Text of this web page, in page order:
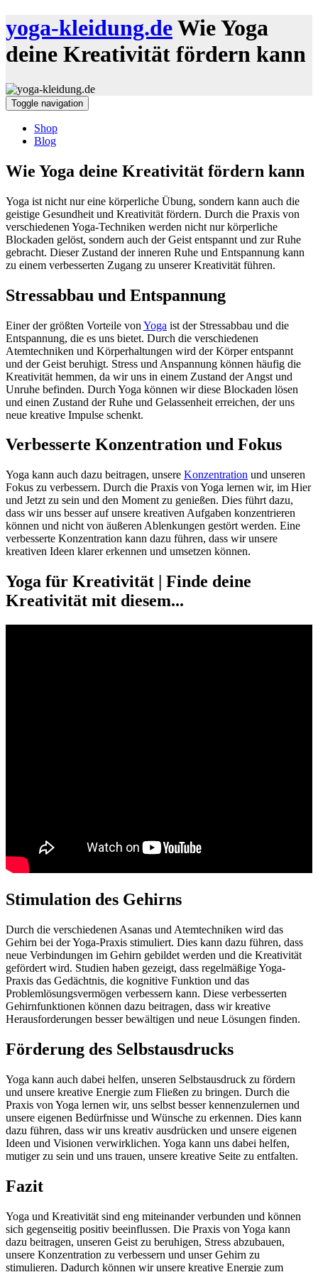
yoga-kleidung.deWie Yoga
deine Kreativität fördern kann
Toggle navigation
Shop
Blog
Wie Yoga deine Kreativität fördern kann
Yoga ist nicht nur eine körperliche Übung, sondern kann auch die
geistige Gesundheit und Kreativität fördern. Durch die Praxis von
verschiedenen Yoga-Techniken werden nicht nur körperliche
Blockaden gelöst, sondern auch der Geist entspannt und zur Ruhe
gebracht. Dieser Zustand der inneren Ruhe und Entspannung kann
zu einem verbesserten Zugang zu unserer Kreativität führen.
Stressabbau und Entspannung
Einer der größten Vorteile von Yoga ist der Stressabbau und die
Entspannung, die es uns bietet. Durch die verschiedenen
Atemtechniken und Körperhaltungen wird der Körper entspannt
und der Geist beruhigt. Stress und Anspannung können häufig die
Kreativität hemmen, da wir uns in einem Zustand der Angst und
Unruhe befinden. Durch Yoga können wir diese Blockaden lösen
und einen Zustand der Ruhe und Gelassenheit erreichen, der uns
neue kreative Impulse schenkt.
Verbesserte Konzentration und Fokus
Yoga kann auch dazu beitragen, unsere Konzentration und unseren
Fokus zu verbessern. Durch die Praxis von Yoga lernen wir, im Hier
und Jetzt zu sein und den Moment zu genießen. Dies führt dazu,
dass wir uns besser auf unsere kreativen Aufgaben konzentrieren
können und nicht von äußeren Ablenkungen gestört werden. Eine
verbesserte Konzentration kann dazu führen, dass wir unsere
kreativen Ideen klarer erkennen und umsetzen können.
Yoga für Kreativität | Finde deine
Kreativität mit diesem...
Stimulation des Gehirns
Durch die verschiedenen Asanas und Atemtechniken wird das
Gehirn bei der Yoga-Praxis stimuliert. Dies kann dazu führen, dass
neue Verbindungen im Gehirn gebildet werden und die Kreativität
gefördert wird. Studien haben gezeigt, dass regelmäßige Yoga-
Praxis das Gedächtnis, die kognitive Funktion und das
Problemlösungsvermögen verbessern kann. Diese verbesserten
Gehirnfunktionen können dazu beitragen, dass wir kreative
Herausforderungen besser bewältigen und neue Lösungen finden.
Förderung des Selbstausdrucks
Yoga kann auch dabei helfen, unseren Selbstausdruck zu fördern
und unsere kreative Energie zum Fließen zu bringen. Durch die
Praxis von Yoga lernen wir, uns selbst besser kennenzulernen und
unsere eigenen Bedürfnisse und Wünsche zu erkennen. Dies kann
dazu führen, dass wir uns kreativ ausdrücken und unsere eigenen
Ideen und Visionen verwirklichen. Yoga kann uns dabei helfen,
mutiger zu sein und uns trauen, unsere kreative Seite zu entfalten.
Fazit
Yoga und Kreativität sind eng miteinander verbunden und können
sich gegenseitig positiv beeinflussen. Die Praxis von Yoga kann
dazu beitragen, unseren Geist zu beruhigen, Stress abzubauen,
unsere Konzentration zu verbessern und unser Gehirn zu
stimulieren. Dadurch können wir unsere kreative Energie zum